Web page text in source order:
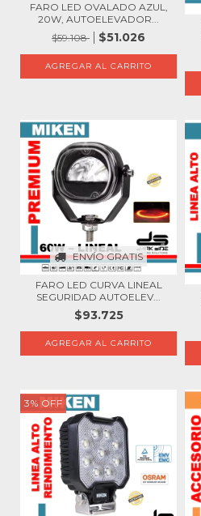
FARO LED OVALADO AZUL,
20W, AUTOELEVADOR...
$59.108
$51.026
ENVÍO GRATIS
FARO LED CURVA LINEAL
SEGURIDAD AUTOELEV...
$93.725
3% OFF